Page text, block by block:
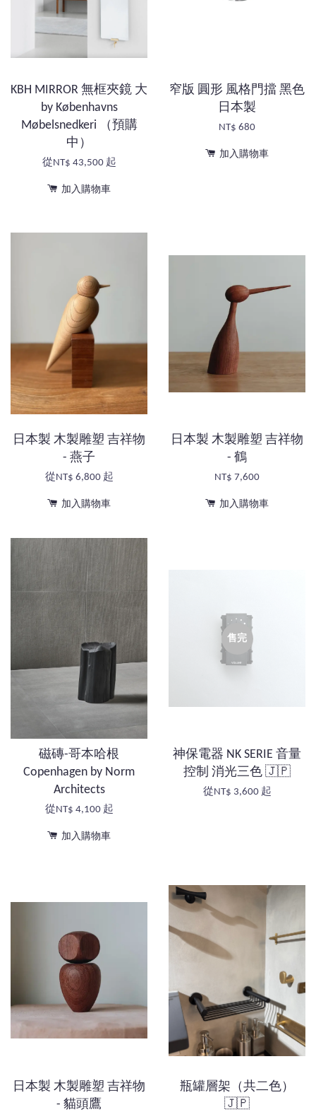
KBH MIRROR 無框夾鏡 大
by Københavns
Møbelsnedkeri （預購
中）
從NT$ 43,500 起
加入購物車
窄版 圓形 風格門擋 黑色
日本製
NT$ 680
加入購物車
日本製 木製雕塑 吉祥物
- 燕子
從NT$ 6,800 起
加入購物車
日本製 木製雕塑 吉祥物
- 鶴
NT$ 7,600
加入購物車
磁磚-哥本哈根
Copenhagen by Norm
Architects
從NT$ 4,100 起
加入購物車
售完
神保電器 NK SERIE 音量
控制 消光三色 🇯🇵
從NT$ 3,600 起
日本製 木製雕塑 吉祥物
- 貓頭鷹
瓶罐層架（共二色）
🇯🇵